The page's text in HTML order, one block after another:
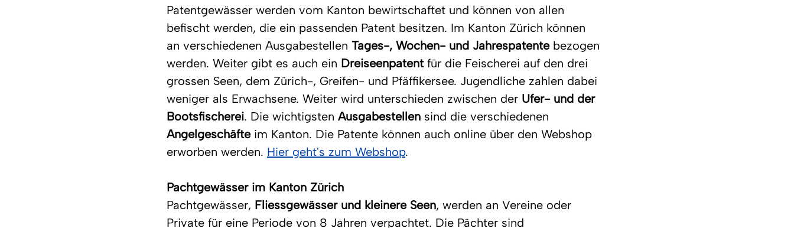
Patentgewässer werden vom Kanton bewirtschaftet und können von allen
befischt werden, die ein passenden Patent besitzen. Im Kanton Zürich können
an verschiedenen Ausgabestellen Tages-, Wochen- und Jahrespatente bezogen
werden. Weiter gibt es auch ein Dreiseenpatent für die Feischerei auf den drei
grossen Seen, dem Zürich-, Greifen- und Pfäffikersee. Jugendliche zahlen dabei
weniger als Erwachsene. Weiter wird unterschieden zwischen der Ufer- und der
Bootsfischerei. Die wichtigsten Ausgabestellen sind die verschiedenen
Angelgeschäfte im Kanton. Die Patente können auch online über den Webshop
erworben werden. Hier geht's zum Webshop.
Pachtgewässer im Kanton Zürich
Pachtgewässer, Fliessgewässer und kleinere Seen, werden an Vereine oder
Private für eine Periode von 8 Jahren verpachtet. Die Pächter sind